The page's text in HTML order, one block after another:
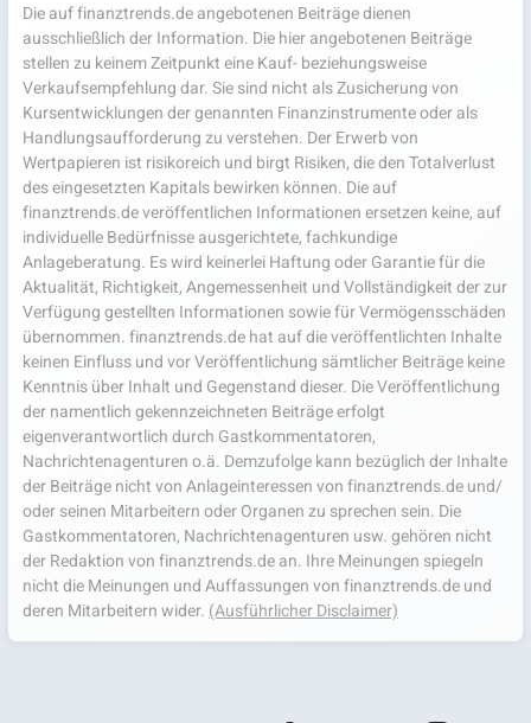
Die auf finanztrends.de angebotenen Beiträge dienen
ausschließlich der Information. Die hier angebotenen Beiträge
stellen zu keinem Zeitpunkt eine Kauf- beziehungsweise
Verkaufsempfehlung dar. Sie sind nicht als Zusicherung von
Kursentwicklungen der genannten Finanzinstrumente oder als
Handlungsaufforderung zu verstehen. Der Erwerb von
Wertpapieren ist risikoreich und birgt Risiken, die den Totalverlust
des eingesetzten Kapitals bewirken können. Die auf
finanztrends.de veröffentlichen Informationen ersetzen keine, auf
individuelle Bedürfnisse ausgerichtete, fachkundige
Anlageberatung. Es wird keinerlei Haftung oder Garantie für die
Aktualität, Richtigkeit, Angemessenheit und Vollständigkeit der zur
Verfügung gestellten Informationen sowie für Vermögensschäden
übernommen. finanztrends.de hat auf die veröffentlichten Inhalte
keinen Einfluss und vor Veröffentlichung sämtlicher Beiträge keine
Kenntnis über Inhalt und Gegenstand dieser. Die Veröffentlichung
der namentlich gekennzeichneten Beiträge erfolgt
eigenverantwortlich durch Gastkommentatoren,
Nachrichtenagenturen o.ä. Demzufolge kann bezüglich der Inhalte
der Beiträge nicht von Anlageinteressen von finanztrends.de und/
oder seinen Mitarbeitern oder Organen zu sprechen sein. Die
Gastkommentatoren, Nachrichtenagenturen usw. gehören nicht
der Redaktion von finanztrends.de an. Ihre Meinungen spiegeln
nicht die Meinungen und Auffassungen von finanztrends.de und
deren Mitarbeitern wider. (Ausführlicher Disclaimer)